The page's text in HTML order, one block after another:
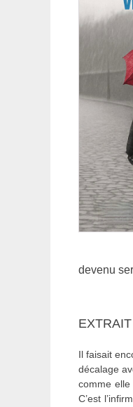
devenu
EXTRAIT
Il faisait
décalage
comme elle
C’est